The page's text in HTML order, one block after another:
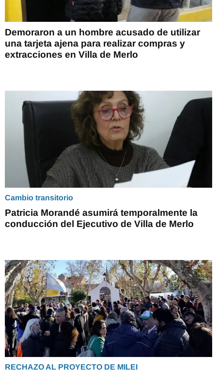
Demoraron a un hombre acusado de utilizar
una tarjeta ajena para realizar compras y
extracciones en Villa de Merlo
Cambio transitorio
Patricia Morandé asumirá temporalmente la
conducción del Ejecutivo de Villa de Merlo
RECHAZO AL PROYECTO DE MILEI